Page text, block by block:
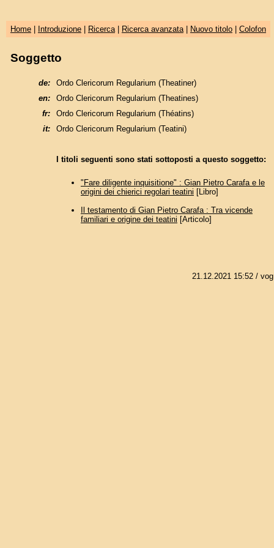
Home| Introduzione| Ricerca| Ricerca avanzata| Nuovo titolo| Colofon
Soggetto
de:
Ordo Clericorum Regularium (Theatiner)
en:
Ordo Clericorum Regularium (Theatines)
fr:
Ordo Clericorum Regularium (Théatins)
it:
Ordo Clericorum Regularium (Teatini)
I titoli seguenti sono stati sottoposti a questo soggetto:
"Fare diligente inquisitione" : Gian Pietro Carafa e le
origini dei chierici regolari teatini [Libro]
Il testamento di Gian Pietro Carafa : Tra vicende
familiari e origine dei teatini [Articolo]
21.12.2021 15:52/ vog